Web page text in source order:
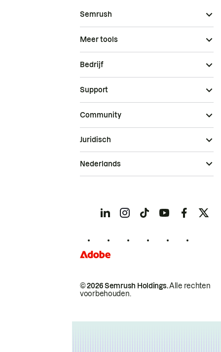
Semrush
Meer tools
Bedrijf
Support
Community
© 2026 Semrush Holdings.Alle rechten
voorbehouden.
Juridisch
Nederlands